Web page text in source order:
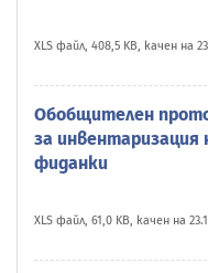
XLS файл, 408,5 KB, качен на
Обобщителен
за инвентаризация
фиданки
XLS файл, 61,0 KB, качен на